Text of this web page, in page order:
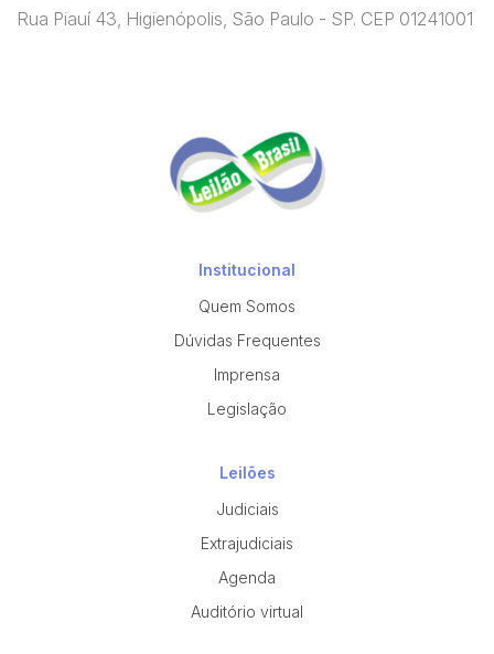
Rua Piauí 43, Higienópolis, São Paulo - SP. CEP 01241001
Institucional
Quem Somos
Dúvidas Frequentes
Imprensa
Legislação
Leilões
Judiciais
Extrajudiciais
Agenda
Auditório virtual